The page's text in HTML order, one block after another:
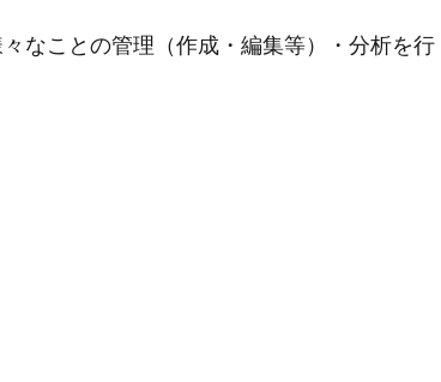
なことの管理（作成・編集等）・分析を行